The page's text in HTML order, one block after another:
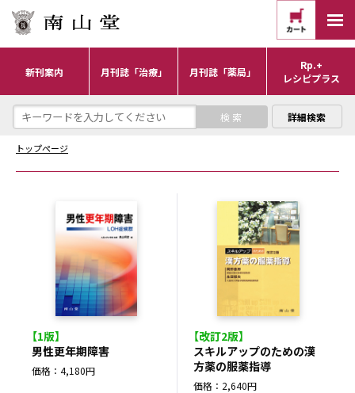
新刊案内 月刊誌「治療」 月刊誌「薬局」
Rp.+
レシピプラス
詳細検索
トップページ
【1版】
男性更年期障害
価格：4,180円
【改訂2版】
スキルアップのための漢
方薬の服薬指導
価格：2,640円